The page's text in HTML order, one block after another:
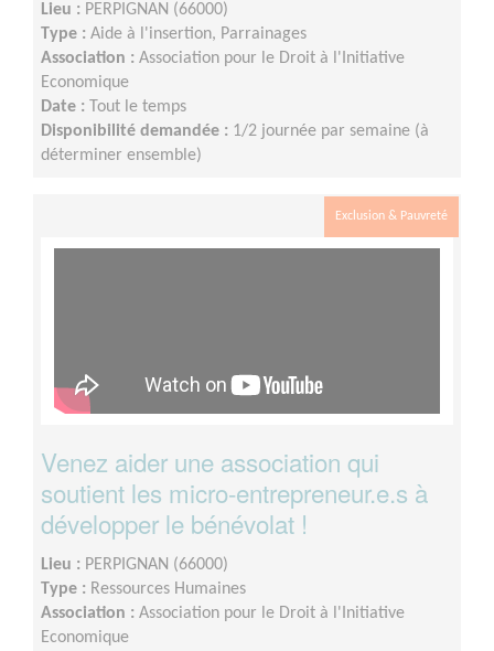
Lieu : PERPIGNAN (66000)
Type : Aide à l'insertion, Parrainages
Association : Association pour le Droit à l'Initiative
Economique
Date :
Tout le temps
Disponibilité demandée : 1/2 journée par semaine (à
déterminer ensemble)
Exclusion & Pauvreté
Venez aider une association qui
soutient les micro-entrepreneur.e.s à
développer le bénévolat !
Lieu : PERPIGNAN (66000)
Type : Ressources Humaines
Association : Association pour le Droit à l'Initiative
Economique